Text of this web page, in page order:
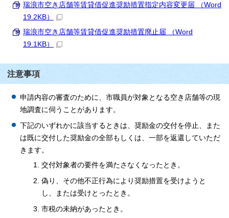
瑞浪市空き店舗等賃貸借促進奨励措置指定内容変更届 （Word
19.2KB）
瑞浪市空き店舗等賃貸借促進奨励措置廃止届 （Word
19.1KB）
注意事項
申請内容の審査のために、市職員が対象となる空き店舗等の現
地調査に伺うことがあります。
下記のいずれかに該当するときは、奨励金の交付を停止、また
は既に交付した奨励金の全部もしくは、一部を返還していただ
きます。
交付対象者の要件を満たさなくなったとき。
偽り、その他不正行為により奨励措置を受けようと
し、または受けとったとき。
市税の未納があったとき。